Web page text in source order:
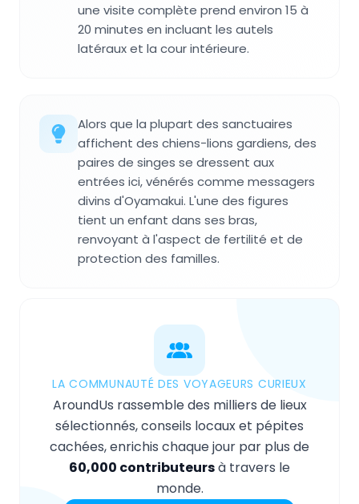
une visite complète prend environ 15 à
20 minutes en incluant les autels
latéraux et la cour intérieure.
Alors que la plupart des sanctuaires
affichent des chiens-lions gardiens, des
paires de singes se dressent aux
entrées ici, vénérés comme messagers
divins d'Oyamakui. L'une des figures
tient un enfant dans ses bras,
renvoyant à l'aspect de fertilité et de
protection des familles.
LA COMMUNAUTÉ DES VOYAGEURS CURIEUX
AroundUs rassemble des milliers de lieux
sélectionnés, conseils locaux et pépites
cachées, enrichis chaque jour par plus de
60,000 contributeursà travers le
monde.